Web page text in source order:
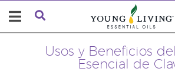
Usos y Beneficios
Esencial de